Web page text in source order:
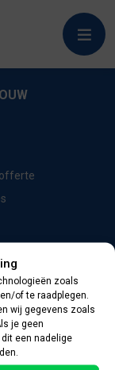
zoals
of te raadplegen.
wij gegevens zoals
je geen
een nadelige